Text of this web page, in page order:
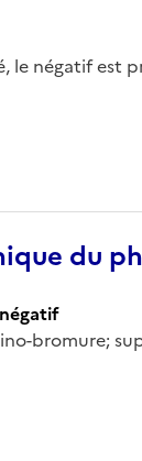
le négatif est
du
bromure;